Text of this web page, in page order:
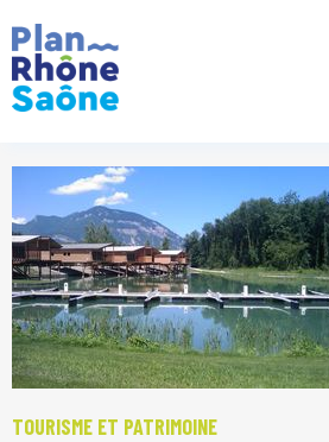
TOURISME ET PATRIMOINE